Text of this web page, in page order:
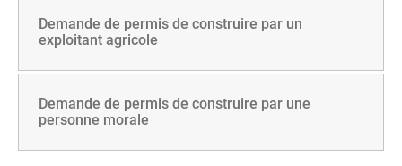
Demande de permis de construire par un
exploitant agricole
Demande de permis de construire par une
personne morale